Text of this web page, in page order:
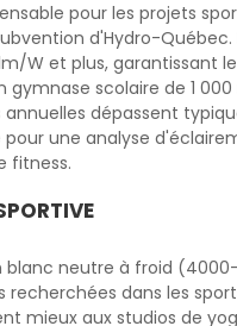
pour les projets
d'Hydro-Québec.
W et plus, garantissant
scolaire de 1
dépassent
une analyse
fitness.
neutre à froid
dans les
mieux aux studios de